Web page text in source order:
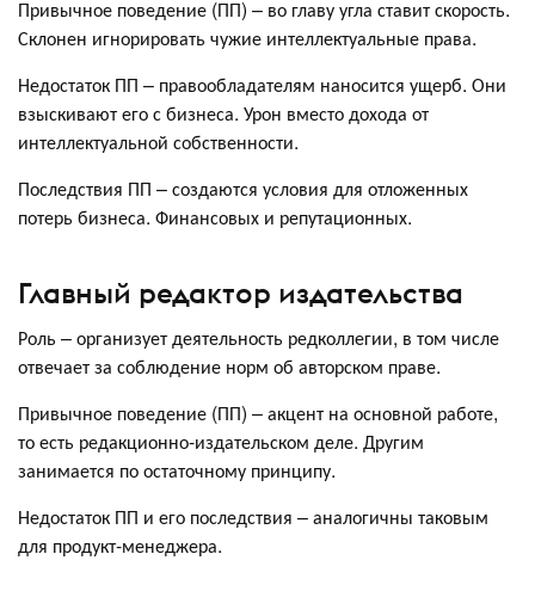
Привычное поведение (ПП) – во главу угла ставит скорость.
Склонен игнорировать чужие интеллектуальные права.
Недостаток ПП – правообладателям наносится ущерб. Они
взыскивают его с бизнеса. Урон вместо дохода от
интеллектуальной собственности.
Последствия ПП – создаются условия для отложенных
потерь бизнеса. Финансовых и репутационных.
Главный редактор издательства
Роль – организует деятельность редколлегии, в том числе
отвечает за соблюдение норм об авторском праве.
Привычное поведение (ПП) – акцент на основной работе,
то есть редакционно-издательском деле. Другим
занимается по остаточному принципу.
Недостаток ПП и его последствия – аналогичны таковым
для продукт-менеджера.